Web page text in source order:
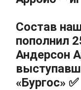
Состав
пополнил
Андерсон
«Бургос» ✅